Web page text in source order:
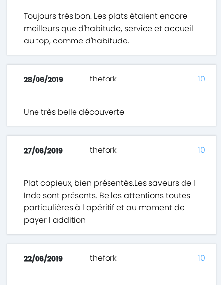
Toujours très bon. Les plats étaient encore
meilleurs que d'habitude, service et accueil
au top, comme d'habitude.
28/06/2019 thefork
Une très belle découverte
10
27/06/2019 thefork
Plat copieux, bien présentés.Les saveurs de l
Inde sont présents. Belles attentions toutes
particulières à l apéritif et au moment de
payer l addition
10
22/06/2019 thefork 10